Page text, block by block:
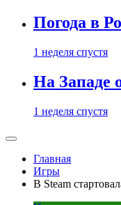
Погода в
1 неделя спустя
На Западе
1 неделя спустя
Главная
Игры
В Steam